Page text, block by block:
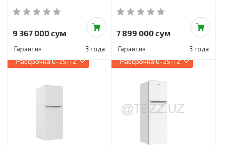
9 367 000 сум
Гарантия 3 года
7 899 000 сум
Гарантия 3 года
Рассрочка0-35-12 Рассрочка0-35-12